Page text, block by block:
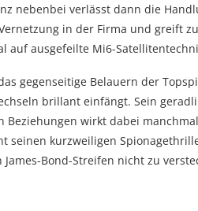
nebenbei verlässt dann die
in der Firma und greift
auf ausgefeilte Mi6-
gegenseitige Belauern der
brillant einfängt. Sein
Beziehungen wirkt dabei
seinen kurzweiligen
Bond-Streifen nicht zu